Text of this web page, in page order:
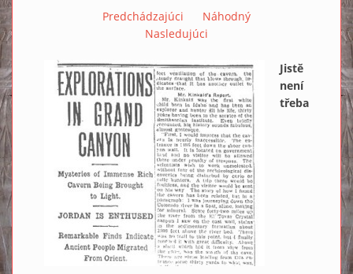
Predchádzajúci
Náhodný
Nasledujúci
Jistě
není
třeba